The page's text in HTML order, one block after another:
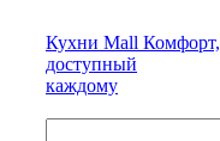
Кухни Mall Комфорт,
доступный
каждому